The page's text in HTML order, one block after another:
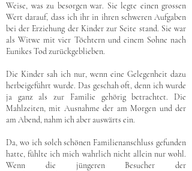
Weise, was zu besorgen war. Sie legte einen grossen
Wert darauf, dass ich ihr in ihren schweren Aufgaben
bei der Erziehung der Kinder zur Seite stand. Sie war
als Witwe mit vier Töchtern und einem Sohne nach
Eunikes Tod zurückgeblieben.
Die Kinder sah ich nur, wenn eine Gelegenheit dazu
herbeigeführt wurde. Das geschah oft, denn ich wurde
ja ganz als zur Familie gehörig betrachtet. Die
Mahlzeiten, mit Ausnahme der am Morgen und der
am Abend, nahm ich aber auswärts ein.
Da, wo ich solch schönen Familienanschluss gefunden
hatte, fühlte ich mich wahrlich nicht allein nur wohl.
Wenn die jüngeren Besucher der